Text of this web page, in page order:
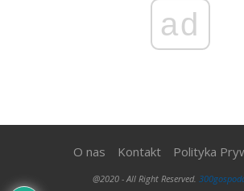
ad
O nas Kontakt Polityka
@2020 - All Right Reserved.